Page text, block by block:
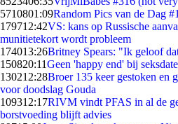
5710801:09Random Pics van de Dag
179712:42VS: kans op Russische
munitietekort wordt probleem
174013:26Britney Spears: "Ik geloof
150820:11Geen 'happy end' bij
130212:28Broer 135 keer gestoken en
voor doodslag Gouda
109312:17RIVM vindt PFAS in al de
borstvoeding blijft advies